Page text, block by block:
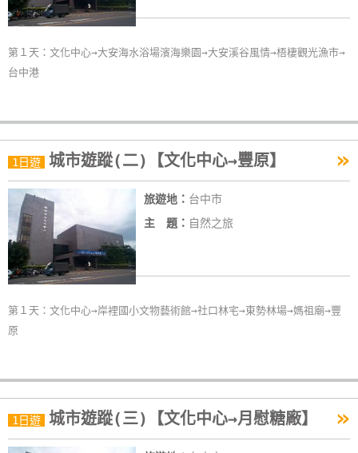
品
宣
第１天：文化中心→大安海水浴場濱海樂園→大安溪谷風情→梧棲觀光漁市→
台中港
1日遊 城市遊蹤(二)【文化中心→豐原】 »
旅遊地： 台中市
主 題： 自然之旅
第１天：文化中心→岸裡國小文物藝術館→社口林宅→東勢林場→媽祖廟→豐
原
1日遊 城市遊蹤(三)【文化中心→月慰糖廠】 »